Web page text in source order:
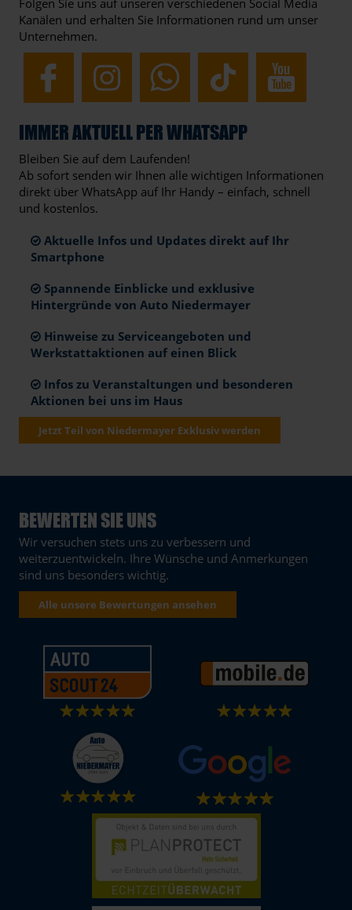
Kanälen und erhalten Sie Informationen rund um unser
Unternehmen.
IMMER AKTUELL PER WHATSAPP
Bleiben Sie auf dem Laufenden!
Ab sofort senden wir Ihnen alle wichtigen Informationen
direkt über WhatsApp auf Ihr Handy – einfach, schnell
und kostenlos.
Aktuelle Infos und Updates direkt auf Ihr
Smartphone
Spannende Einblicke und exklusive
Hintergründe von Auto Niedermayer
Hinweise zu Serviceangeboten und
Werkstattaktionen auf einen Blick
Infos zu Veranstaltungen und besonderen
Aktionen bei uns im Haus
Jetzt Teil von Niedermayer Exklusiv werden
BEWERTEN SIE UNS
Wir versuchen stets uns zu verbessern und
weiterzuentwickeln. Ihre Wünsche und Anmerkungen
sind uns besonders wichtig.
Alle unsere Bewertungen ansehen